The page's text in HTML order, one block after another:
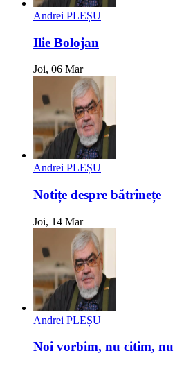
Andrei PLEȘU
Ilie Bolojan
Joi, 06 Mar
Andrei PLEȘU
Notițe despre bătrînețe
Joi, 14 Mar
Andrei PLEȘU
Noi vorbim, nu citim,